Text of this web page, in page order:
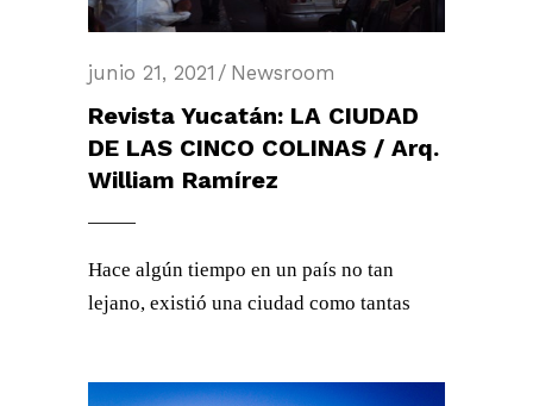
junio 21, 2021 Newsroom
Revista Yucatán: LA CIUDAD
DE LAS CINCO COLINAS / Arq.
William Ramírez
Hace algún tiempo en un país no tan
lejano, existió una ciudad como tantas